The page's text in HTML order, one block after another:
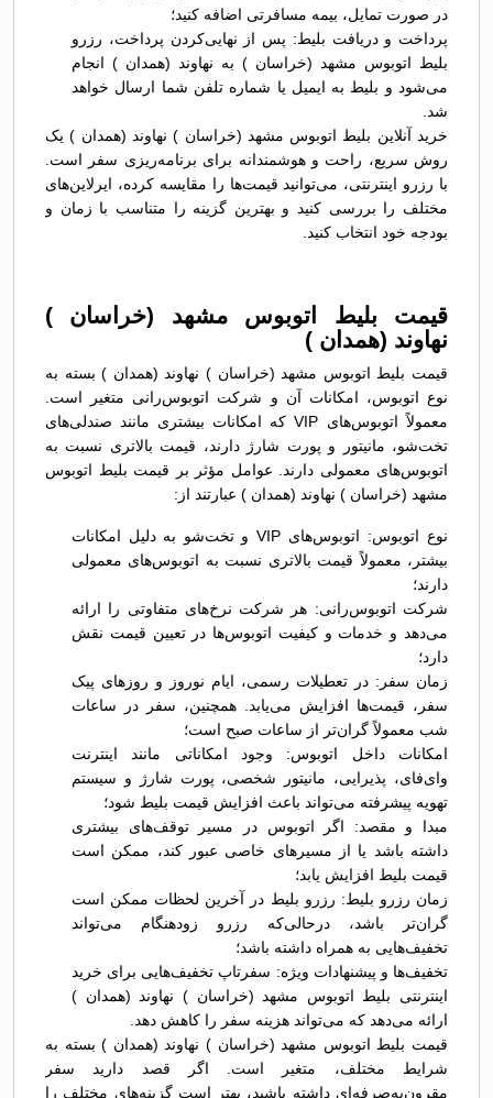
در صورت تمایل، بیمه مسافرتی اضافه کنید؛
پرداخت و دریافت بلیط: پس از نهایی‌کردن پرداخت، رزرو
بلیط اتوبوس مشهد (خراسان ) به نهاوند (همدان ) انجام
می‌شود و بلیط به ایمیل یا شماره تلفن شما ارسال خواهد
شد.
خرید آنلاین بلیط اتوبوس مشهد (خراسان ) نهاوند (همدان ) یک
روش سریع، راحت و هوشمندانه برای برنامه‌ریزی سفر است.
با رزرو اینترنتی، می‌توانید قیمت‌ها را مقایسه کرده، ایرلاین‌های
مختلف را بررسی کنید و بهترین گزینه را متناسب با زمان و
بودجه خود انتخاب کنید.
قیمت بلیط اتوبوس مشهد (خراسان )
نهاوند (همدان )
قیمت بلیط اتوبوس مشهد (خراسان ) نهاوند (همدان ) بسته به
نوع اتوبوس، امکانات آن و شرکت اتوبوس‌رانی متغیر است.
معمولاً اتوبوس‌های VIP که امکانات بیشتری مانند صندلی‌های
تخت‌شو، مانیتور و پورت شارژ دارند، قیمت بالاتری نسبت به
اتوبوس‌های معمولی دارند. عوامل مؤثر بر قیمت بلیط اتوبوس
مشهد (خراسان ) نهاوند (همدان ) عبارتند از:
نوع اتوبوس: اتوبوس‌های VIP و تخت‌شو به دلیل امکانات
بیشتر، معمولاً قیمت بالاتری نسبت به اتوبوس‌های معمولی
دارند؛
شرکت اتوبوس‌رانی: هر شرکت نرخ‌های متفاوتی را ارائه
می‌دهد و خدمات و کیفیت اتوبوس‌ها در تعیین قیمت نقش
دارد؛
زمان سفر: در تعطیلات رسمی، ایام نوروز و روزهای پیک
سفر، قیمت‌ها افزایش می‌یابد. همچنین، سفر در ساعات
شب معمولاً گران‌تر از ساعات صبح است؛
امکانات داخل اتوبوس: وجود امکاناتی مانند اینترنت
وای‌فای، پذیرایی، مانیتور شخصی، پورت شارژ و سیستم
تهویه پیشرفته می‌تواند باعث افزایش قیمت بلیط شود؛
مبدا و مقصد: اگر اتوبوس در مسیر توقف‌های بیشتری
داشته باشد یا از مسیرهای خاصی عبور کند، ممکن است
قیمت بلیط افزایش یابد؛
زمان رزرو بلیط: رزرو بلیط در آخرین لحظات ممکن است
گران‌تر باشد، درحالی‌که رزرو زودهنگام می‌تواند
تخفیف‌هایی به همراه داشته باشد؛
تخفیف‌ها و پیشنهادات ویژه: سفرتاپ تخفیف‌هایی برای خرید
اینترنتی بلیط اتوبوس مشهد (خراسان ) نهاوند (همدان )
ارائه می‌دهد که می‌تواند هزینه سفر را کاهش دهد.
قیمت بلیط اتوبوس مشهد (خراسان ) نهاوند (همدان ) بسته به
شرایط مختلف، متغیر است. اگر قصد دارید سفر
مقرون‌به‌صرفه‌ای داشته باشید، بهتر است گزینه‌های مختلف را